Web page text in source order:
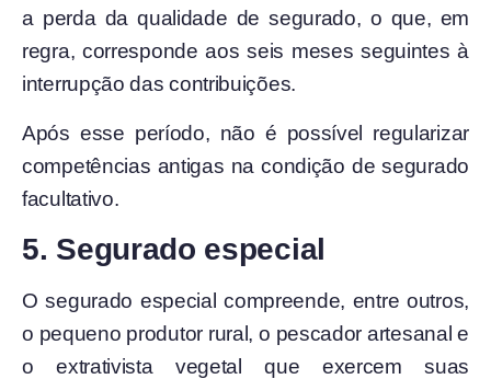
a perda da qualidade de segurado, o que, em
regra, corresponde aos seis meses seguintes à
interrupção das contribuições.
Após esse período, não é possível regularizar
competências antigas na condição de segurado
facultativo.
5. Segurado especial
O segurado especial compreende, entre outros,
o pequeno produtor rural, o pescador artesanal e
o extrativista vegetal que exercem suas